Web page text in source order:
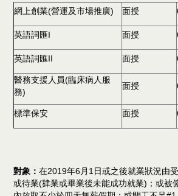
網上創業(營運及市場推廣) 面授
英語詞匯I 面授
英語詞匯II 面授
醫務支援人員(臨床病人服
務)
面授
標準保安 面授
對象：在2019年6月1日或之後就業狀況由
或待業(肄業或畢業後未能成功就業)；或被